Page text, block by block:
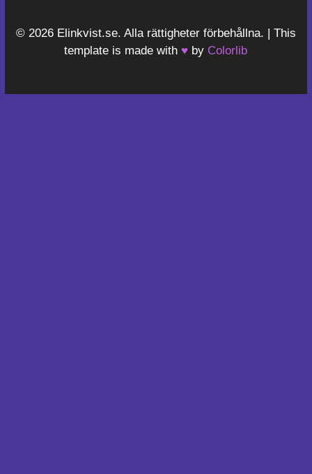
© 2026 Elinkvist.se. Alla rättigheter förbehållna. | This
template is made with ♥ by Colorlib